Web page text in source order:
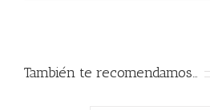
También te recomendamos…